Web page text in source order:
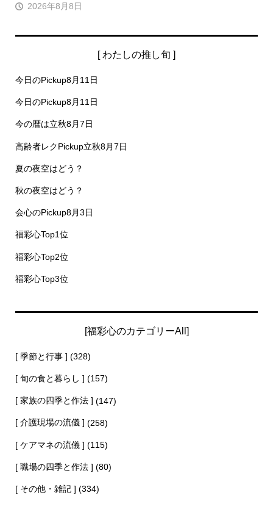
2026年8月8日
[ わたしの推し旬 ]
今日のPickup8月11日
今日のPickup8月11日
今の暦は立秋8月7日
高齢者レクPickup立秋8月7日
夏の夜空はどう？
秋の夜空はどう？
会心のPickup8月3日
福彩心Top1位
福彩心Top2位
福彩心Top3位
[福彩心のカテゴリーAll]
[ 季節と行事 ] (328)
[ 旬の食と暮らし ] (157)
[ 家族の四季と作法 ] (147)
[ 介護現場の流儀 ] (258)
[ ケアマネの流儀 ] (115)
[ 職場の四季と作法 ] (80)
[ その他・雑記 ] (334)